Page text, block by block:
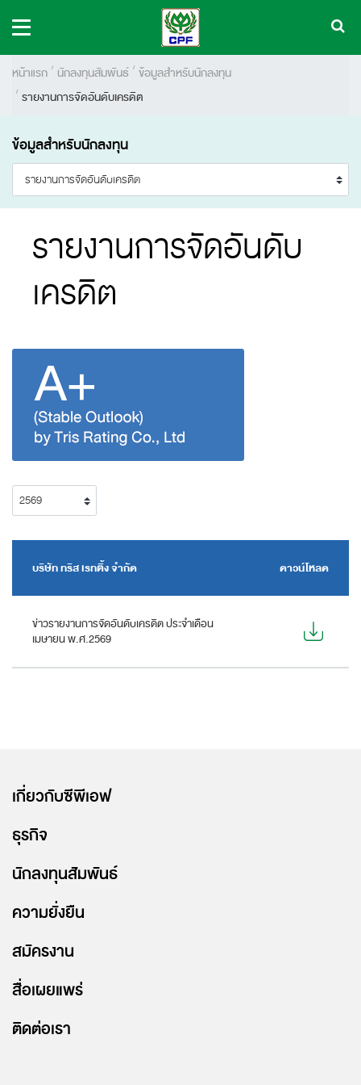
หน้าแรก นักลงทุนสัมพันธ์ ข้อมูลสำหรับนักลงทุน
รายงานการจัดอันดับเครดิต
ข้อมูลสำหรับนักลงทุน
รายงานการจัดอันดับ
เครดิต
บริษัท ทริส เรทติ้ง จำกัด ดาวน์โหลด
ข่าวรายงานการจัดอันดับเครดิต ประจำเดือน
เมษายน พ.ศ.2569
เกี่ยวกับซีพีเอฟ
ธุรกิจ
นักลงทุนสัมพันธ์
ความยั่งยืน
สมัครงาน
สื่อเผยแพร่
ติดต่อเรา